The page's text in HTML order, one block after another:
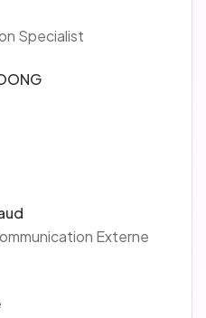
Specialist
Externe